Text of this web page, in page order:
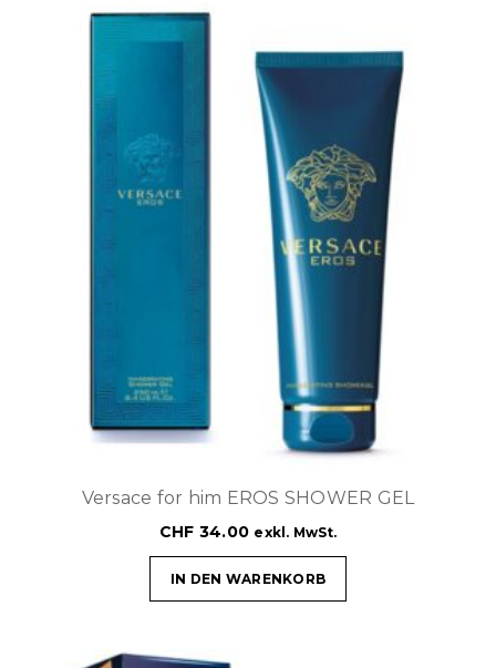
Versace for him EROS SHOWER GEL
CHF 34.00 exkl. MwSt.
IN DEN WARENKORB